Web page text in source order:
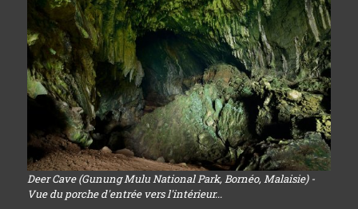
Deer Cave (Gunung Mulu National Park, Bornéo, Malaisie) -
Vue du porche d'entrée vers l'intérieur...